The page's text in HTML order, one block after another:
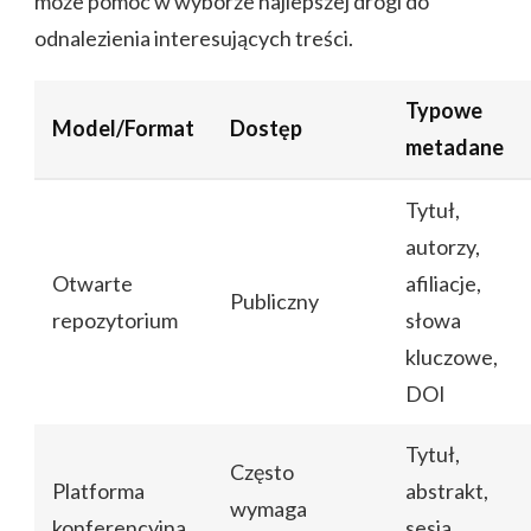
odnalezienia interesujących treści.
Model/Format Dostęp
Typowe
metadane
Otwarte
repozytorium
Publiczny
Tytuł,
autorzy,
afiliacje,
słowa
kluczowe,
DOI
Platforma
Często
wymaga
Tytuł,
abstrakt,